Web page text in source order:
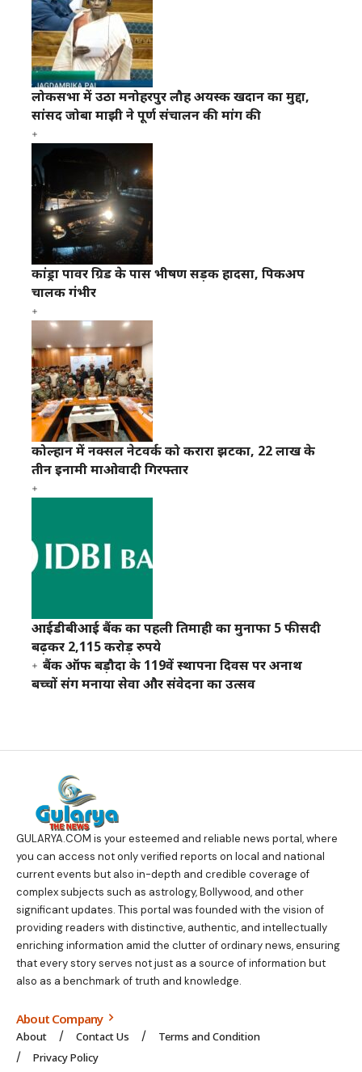
लोकसभा में उठा मनोहरपुर लौह अयस्क खदान का मुद्दा,
सांसद जोबा माझी ने पूर्ण संचालन की मांग की
कांड्रा पावर ग्रिड के पास भीषण सड़क हादसा, पिकअप
चालक गंभीर
कोल्हान में नक्सल नेटवर्क को करारा झटका, 22 लाख के
तीन इनामी माओवादी गिरफ्तार
आईडीबीआई बैंक का पहली तिमाही का मुनाफा 5 फीसदी
बढ़कर 2,115 करोड़ रुपये
बैंक ऑफ बड़ौदा के 119वें स्थापना दिवस पर अनाथ
बच्चों संग मनाया सेवा और संवेदना का उत्सव
GULARYA.COM is your esteemed and reliable news portal, where
you can access not only verified reports on local and national
current events but also in-depth and credible coverage of
complex subjects such as astrology, Bollywood, and other
significant updates. This portal was founded with the vision of
providing readers with distinctive, authentic, and intellectually
enriching information amid the clutter of ordinary news, ensuring
that every story serves not just as a source of information but
also as a benchmark of truth and knowledge.
About Company
About Contact Us
Terms and Condition
Privacy Policy